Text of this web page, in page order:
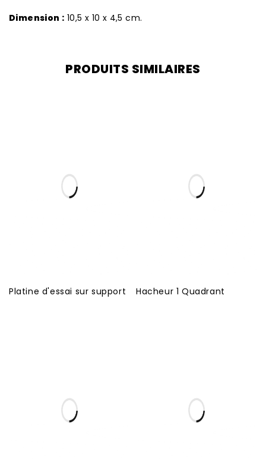
Dimension : 10,5 x 10 x 4,5 cm.
PRODUITS SIMILAIRES
Platine d'essai sur support Hacheur 1 Quadrant